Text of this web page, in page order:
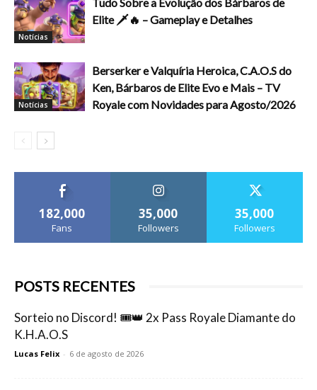
Notícias
Tudo Sobre a Evolução dos Bárbaros de
Elite 🗡️🔥 – Gameplay e Detalhes
Notícias
Berserker e Valquíria Heroica, C.A.O.S do
Ken, Bárbaros de Elite Evo e Mais – TV
Royale com Novidades para Agosto/2026
182,000
Fans
35,000
Followers
35,000
Followers
POSTS RECENTES
Sorteio no Discord! 🎟️👑 2x Pass Royale Diamante do
K.H.A.O.S
Lucas Felix - 6 de agosto de 2026